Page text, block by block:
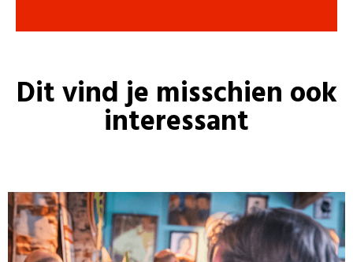
Dit vind je misschien ook
interessant